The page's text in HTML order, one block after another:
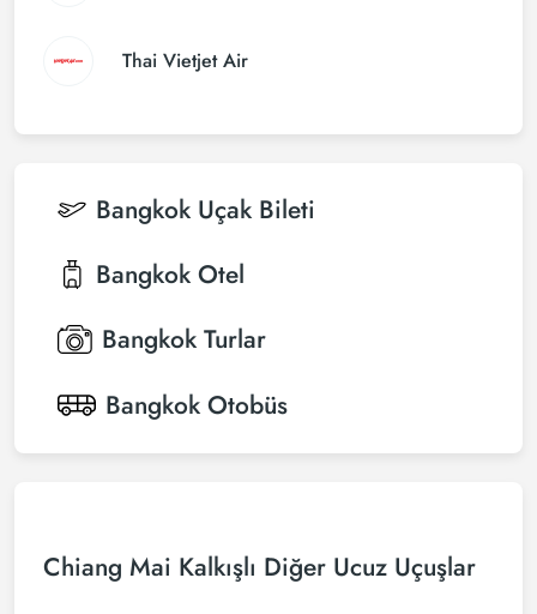
Thai Vietjet Air
Bangkok Uçak Bileti
Bangkok Otel
Bangkok Turlar
Bangkok Otobüs
Chiang Mai Kalkışlı Diğer Ucuz Uçuşlar